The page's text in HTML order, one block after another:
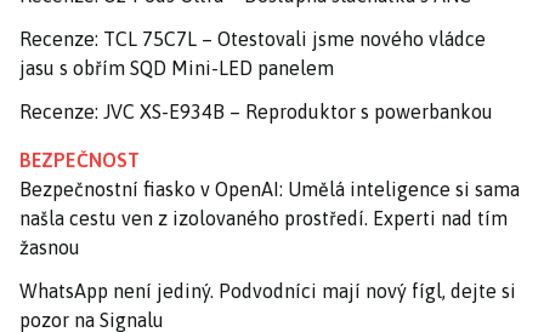
Recenze: TCL 75C7L – Otestovali jsme nového vládce
jasu s obřím SQD Mini-LED panelem
Recenze: JVC XS-E934B – Reproduktor s powerbankou
BEZPEČNOST
Bezpečnostní fiasko v OpenAI: Umělá inteligence si sama
našla cestu ven z izolovaného prostředí. Experti nad tím
žasnou
WhatsApp není jediný. Podvodníci mají nový fígl, dejte si
pozor na Signalu